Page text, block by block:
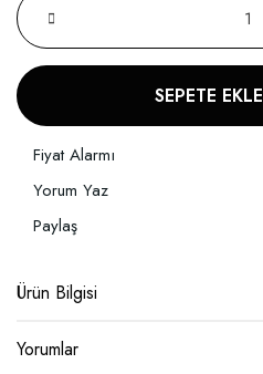
SEPETE EKLE
Fiyat Alarmı
Yorum Yaz
Paylaş
Ürün Bilgisi
Yorumlar